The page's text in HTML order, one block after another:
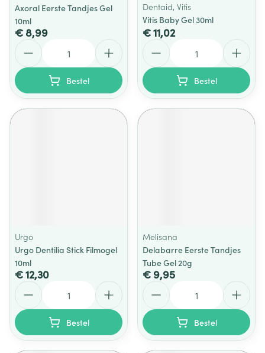
Axoral Eerste Tandjes Gel
10ml
€ 8,99
Bestel
Dentaid, Vitis
Vitis Baby Gel 30ml
€ 11,02
Bestel
Urgo
Urgo Dentilia Stick Filmogel
10ml
€ 12,30
Bestel
Melisana
Delabarre Eerste Tandjes
Tube Gel 20g
€ 9,95
Bestel